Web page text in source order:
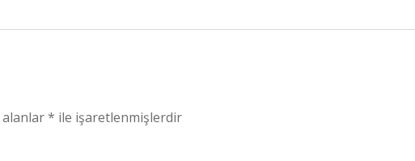
* ile işaretlenmişlerdir